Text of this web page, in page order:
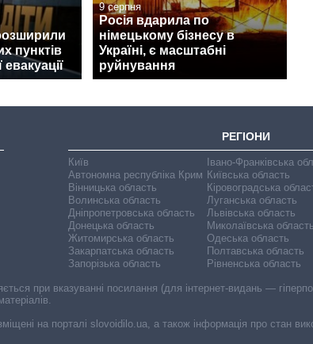
пунктів
9 серпня
Росія вдарила по
німецькому бізнесу в
Україні, є масштабні
руйнування
РЕГІОНИ
Київ
Автономна республіка Крим
Вінницька область
Волинська область
Дніпропетровська область
Донецька область
Житомирська область
Закарпатська область
Запорізька область
Івано-Франківська
Київська область
Кіровоградська
Луганська область
Львівська область
Миколаївська область
Одеська область
Полтавська область
Рівненська область
при вказуванні посилання (для інтернет-видань —
на порталі slovoidilo.ua, а також інформація про стан